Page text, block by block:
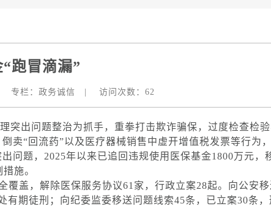
跑冒滴漏”
专栏： 政务诚信 访问次数： 62
出问题整治为抓手，重拳打击欺诈骗保，过度检查检验
卖“回流药”以及医疗器械销售中虚开增值税发票等行为，
问题，2025年以来已追回违规使用医保基金1800万元，
施。
盖，解除医保服务协议61家，行政立案28起。向公安移
有期徒刑；向纪委监委移送问题线索45条，已立案30条，